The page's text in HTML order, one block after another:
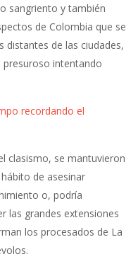
sangriento y también
de Colombia que se
distantes de las ciudades,
intentando
recordando el
clasismo, se mantuvieron
de asesinar
o, podría
las grandes extensiones
los procesados de La